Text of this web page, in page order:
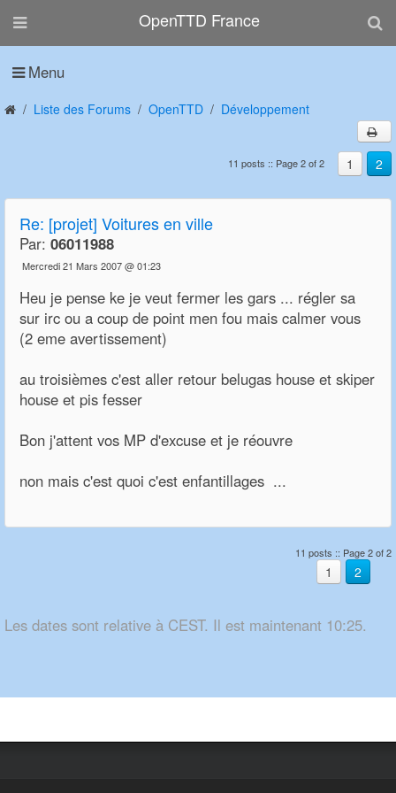
OpenTTD France
Menu
Liste des Forums OpenTTD Développement
1 2
11 posts :: Page 2 of 2
Re: [projet] Voitures en ville
Par: 06011988
Mercredi 21 Mars 2007 @ 01:23
Heu je pense ke je veut fermer les gars ... régler sa
sur irc ou a coup de point men fou mais calmer vous
(2 eme avertissement)
au troisièmes c'est aller retour belugas house et skiper
house et pis fesser
Bon j'attent vos MP d'excuse et je réouvre
non mais c'est quoi c'est enfantillages ...
11 posts :: Page 2 of 2
1 2
Les dates sont relative à CEST. Il est maintenant 10:25.